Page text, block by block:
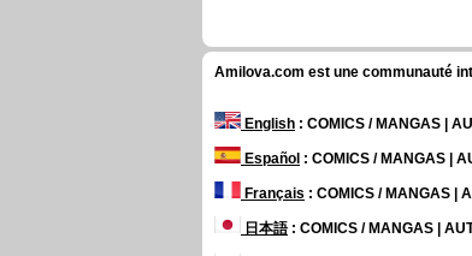
Amilova.com est une communauté
English : COMICS / MANGAS |
Español : COMICS / MANGAS |
Français : COMICS / MANGAS |
日本語: COMICS / MANGAS |